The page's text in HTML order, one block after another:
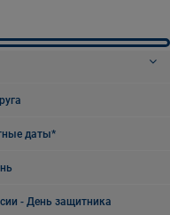
даты*
- День защитника